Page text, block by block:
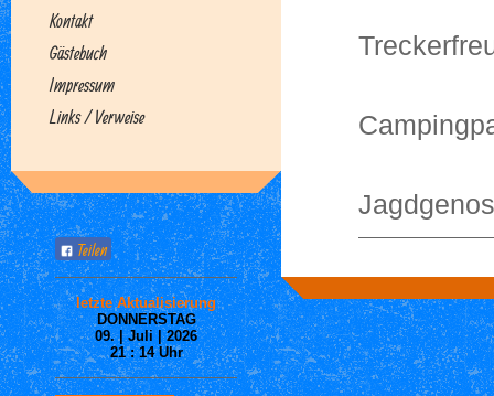
Kontakt
Gästebuch
Impressum
Links / Verweise
Teilen
letzte Aktualisierung
DONNERSTAG
09. | Juli | 2026
21 : 14Uhr